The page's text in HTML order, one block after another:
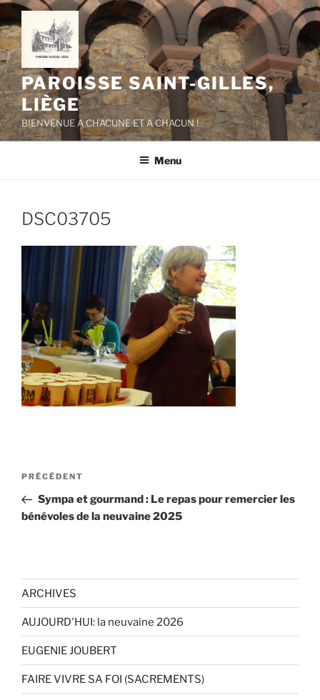
Aller
au
contenu
principal
PAROISSE SAINT-GILLES,
LIÈGE
BIENVENUE A CHACUNE ET A CHACUN !
Menu
DSC03705
Navigation
l’article
Article
précédent
PRÉCÉDENT
Sympa et gourmand : Le repas pour remercier les
bénévoles de la neuvaine 2025
ARCHIVES
AUJOURD'HUI: la neuvaine 2026
EUGENIE JOUBERT
FAIRE VIVRE SA FOI (SACREMENTS)